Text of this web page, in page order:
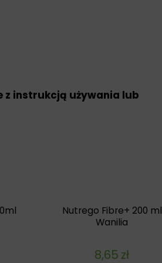
z instrukcją używania lub
Nutrego Fibre+ 200 ml
Wanilia
8,65 zł